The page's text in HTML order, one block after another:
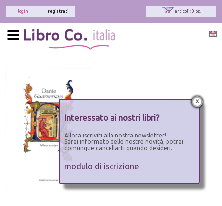
articoli: 0 pz.
registrati
login
x
Interessato ai nostri libri?
Allora iscriviti alla nostra newsletter!
Sarai informato delle nostre novità, potrai
comunque cancellarti quando desideri.
modulo di iscrizione